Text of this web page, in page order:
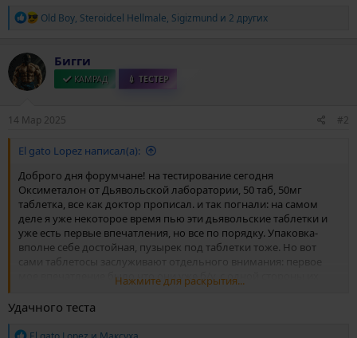
Р
к
ц
и
Old Boy, Steroidcel Hellmale, Sigizmund и 2 других
Бигги
КАМРАД 💉 ТЕСТЕР
14 Мар 2025 #2
El gato Lopez написал(а):
Доброго дня форумчане! на тестирование сегодня
Оксиметалон от Дьявольской лаборатории, 50 таб, 50мг
таблетка, все как доктор прописал. и так погнали: на самом
деле я уже некоторое время пью эти дьявольские таблетки и
уже есть первые впечатления, но все по порядку. Упаковка-
вполне себе достойная, пузырек под таблетки тоже. Но вот
сами таблетосы заслуживают отдельного внимания: первое
мое впечатление было что они уже б/у, с одной стороны их
облизывали а часть таблеток тупо надкушена, это блять
вообще что такое? но таблеток 50 в упаковке тут не придраться
никак, ну а кривая наклейка, точнее с заломами это уже
классика жанра. из первых впечатлений могу сказать что
Нажмите для раскрытия...
Удачного теста
Р